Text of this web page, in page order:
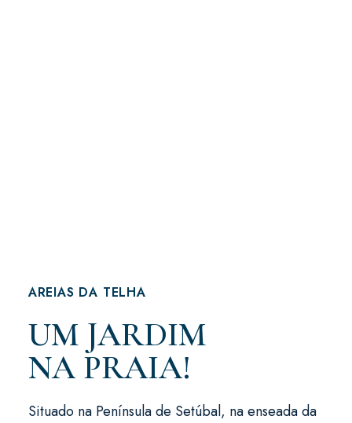
AREIAS DA TELHA
UM JARDIM
NA PRAIA!
Situado na Península de Setúbal, na enseada da